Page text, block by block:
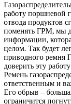
работу поршневой
отвода продуктов
поменять ГРМ, мы
информации,
целом. Так будет
приводного ремня
доверить эту
Ремень
ответственным и
Его обрыв –
ограничится